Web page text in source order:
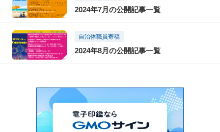
2024年7月の公開記事一覧
自治体職員寄稿
2024年8月の公開記事一覧